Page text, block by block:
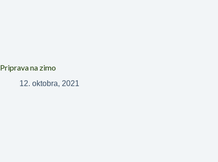
Priprava na zimo
12. oktobra, 2021